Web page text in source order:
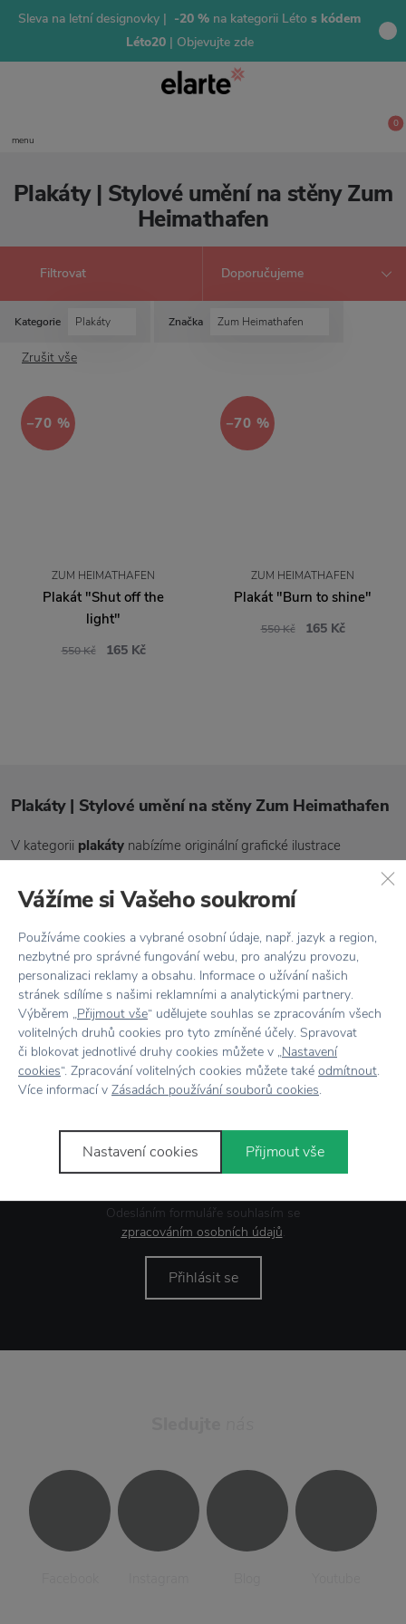
Sleva na letní designovky | -20 % na kategorii Léto s kódem
Léto20 | Objevujte zde
menu
0
Plakáty | Stylové umění na stěny Zum
Heimathafen
Filtrovat
Kategorie Plakáty Značka Zum Heimathafen
Zrušit vše
−70 %
ZUM HEIMATHAFEN
Plakát "Shut off the
light"
550 Kč 165 Kč
−70 %
ZUM HEIMATHAFEN
Plakát "Burn to shine"
550 Kč 165 Kč
Plakáty | Stylové umění na stěny Zum Heimathafen
V kategorii plakáty nabízíme originální grafické ilustrace
od německého kreativního studia Zum Heimathafen. Mají velmi
originální rukopis, který jsme si zamilovali. Jedná se o vysoce
kusech. U rámaře je necháte zarámovat do hezké pasparty
a hezký obraz do Vašeho či dětského pokoje je na světě.
Novinkye-mailem
Odesláním formuláře souhlasím se
zpracováním osobních údajů.
Přihlásit se
Vážíme si Vašeho soukromí
Používáme cookies a vybrané osobní údaje, např. jazyk a region,
nezbytné pro správné fungování webu, pro analýzu provozu,
personalizaci reklamy a obsahu. Informace o užívání našich
stránek sdílíme s našimi reklamními a analytickými partnery.
Výběrem „Přijmout vše“ udělujete souhlas se zpracováním všech
volitelných druhů cookies pro tyto zmíněné účely. Spravovat
či blokovat jednotlivé druhy cookies můžete v „Nastavení
cookies“. Zpracování volitelných cookies můžete také odmítnout.
Více informací v Zásadách používání souborů cookies.
Nastavení cookies Přijmout vše